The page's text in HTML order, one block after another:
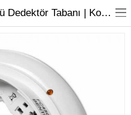
BENTEL FC450IB İzolatörlü Dedektör Tabanı | Koza Güvenlik Sistemleri